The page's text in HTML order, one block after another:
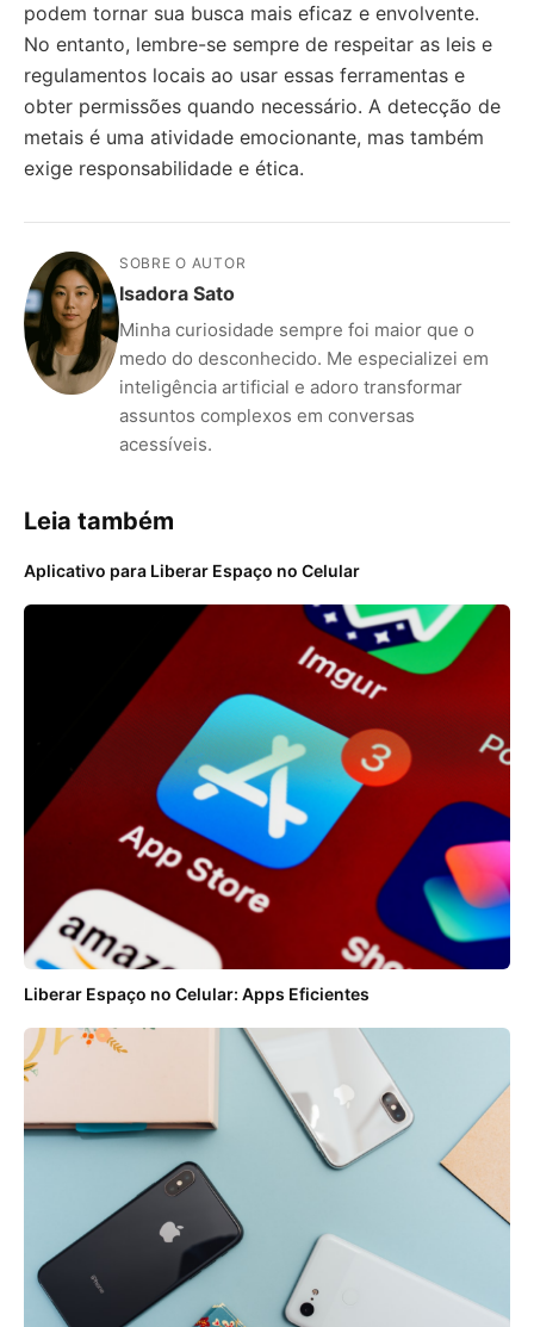
podem tornar sua busca mais eficaz e envolvente.
No entanto, lembre-se sempre de respeitar as leis e
regulamentos locais ao usar essas ferramentas e
obter permissões quando necessário. A detecção de
metais é uma atividade emocionante, mas também
exige responsabilidade e ética.
SOBRE O AUTOR
Isadora Sato
Minha curiosidade sempre foi maior que o
medo do desconhecido. Me especializei em
inteligência artificial e adoro transformar
assuntos complexos em conversas
acessíveis.
Leia também
Aplicativo para Liberar Espaço no Celular
Liberar Espaço no Celular: Apps Eficientes